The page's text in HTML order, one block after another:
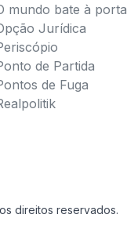
mundo bate à porta
Jurídica
de Partida
de Fuga
direitos reservados.